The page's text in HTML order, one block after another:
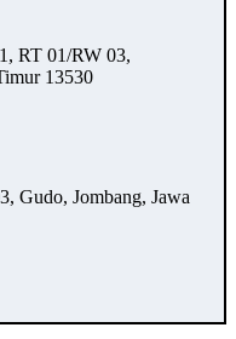
RT 01/RW 03,
13530
Gudo, Jombang, Jawa